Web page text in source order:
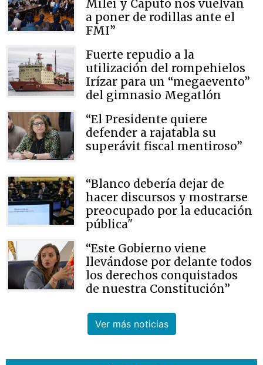
Milei y Caputo nos vuelvan
a poner de rodillas ante el
FMI”
Fuerte repudio a la
utilización del rompehielos
Irízar para un “megaevento”
del gimnasio Megatlón
“El Presidente quiere
defender a rajatabla su
superávit fiscal mentiroso”
“Blanco debería dejar de
hacer discursos y mostrarse
preocupado por la educación
pública"
“Este Gobierno viene
llevándose por delante todos
los derechos conquistados
de nuestra Constitución”
Ver más noticias